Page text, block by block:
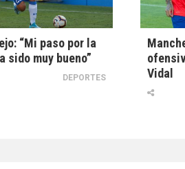
“Mi paso por la
sido muy bueno”
DEPORTES
Vidal